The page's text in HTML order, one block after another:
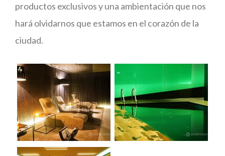
productos exclusivos y una ambientación que nos
hará olvidarnos que estamos en el corazón de la
ciudad.